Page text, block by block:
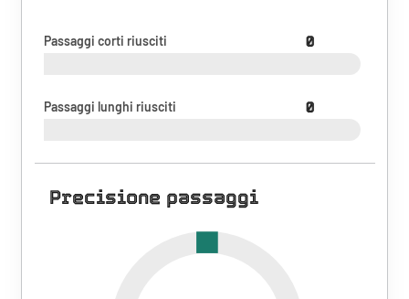
Passaggi corti riusciti 0
Passaggi lunghi riusciti 0
Precisione passaggi